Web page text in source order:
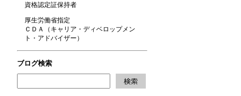
資格認定証保持者
厚生労働省指定
ＣＤＡ（キャリア・ディベロップメン
ト・アドバイザー）
ブログ検索